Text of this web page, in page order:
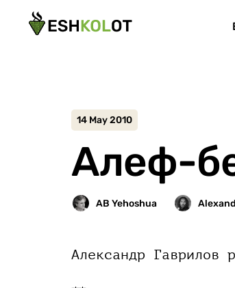
Алеф-
14 May 2010
Александр